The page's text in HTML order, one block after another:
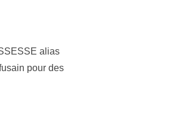
alias
pour des